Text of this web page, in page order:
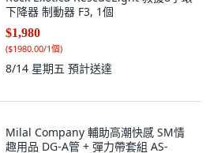
下降器 制動器 F3, 1個
$1,980
($1980.00/1個)
8/14 星期五 預計送達
Milal Company 輔助高潮快感 SM情
趣用品 DG-A管 + 彈力帶套組 AS-